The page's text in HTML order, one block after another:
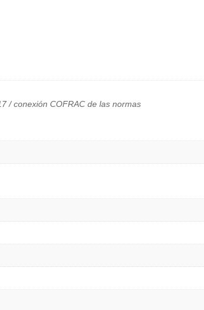
/ conexión COFRAC de las normas